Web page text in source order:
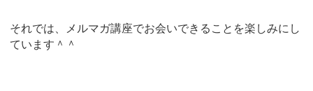
それでは、メルマガ講座でお会いできることを楽しみにし
ています＾＾